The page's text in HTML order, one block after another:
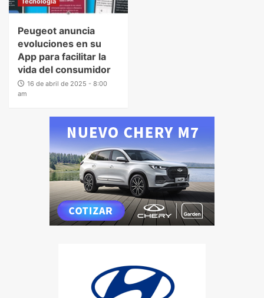
Peugeot anuncia
evoluciones en su
App para facilitar la
vida del consumidor
16 de abril de 2025 - 8:00
am